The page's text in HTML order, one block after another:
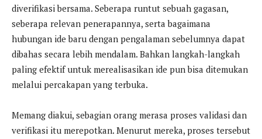
diverifikasi bersama. Seberapa runtut sebuah gagasan,
seberapa relevan penerapannya, serta bagaimana
hubungan ide baru dengan pengalaman sebelumnya dapat
dibahas secara lebih mendalam. Bahkan langkah-langkah
paling efektif untuk merealisasikan ide pun bisa ditemukan
melalui percakapan yang terbuka.
Memang diakui, sebagian orang merasa proses validasi dan
verifikasi itu merepotkan. Menurut mereka, proses tersebut